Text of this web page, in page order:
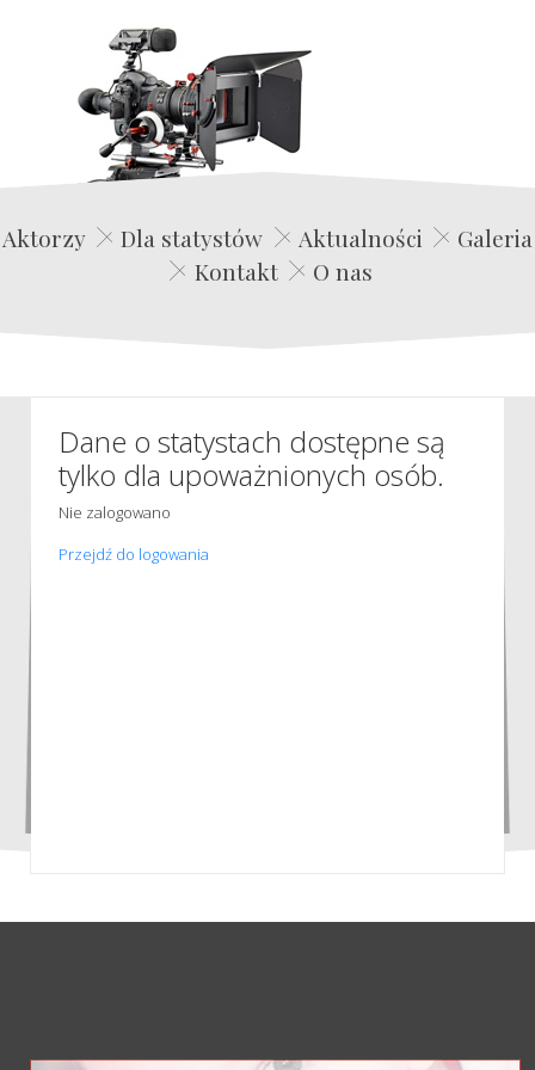
Edwin Film Agencja Aktorska
Aktorzy Dla statystów Aktualności
Galeria
Kontakt
O nas
Dane o statystach dostępne są
tylko dla upoważnionych osób.
Nie zalogowano
Przejdź do logowania